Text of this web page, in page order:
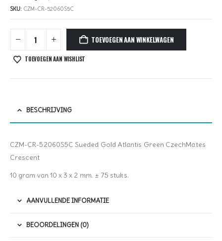
SKU: CZM-CR-52060S5C
TOEVOEGEN AAN WINKELWAGEN
TOEVOEGEN AAN WISHLIST
BESCHRIJVING
CZM-CR-52060S5C Sueded Gold Atlantis Green CzechMates
Crescent
10 gram van 10 x 3 x 2 mm. ± 75 stuks.
AANVULLENDE INFORMATIE
BEOORDELINGEN (0)